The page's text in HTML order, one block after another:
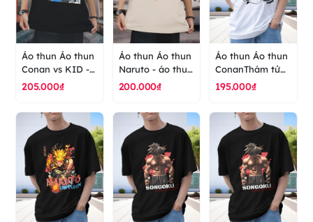
Áo thun Áo thun
Conan vs KID -
áo thun cao cấp
205.000₫
Áo thun Áo thun
Naruto - áo thun
cao cấp ranus
200.000₫
Áo thun Áo thun
ConanThám tử
lừng danh Conan
Kudo Shinichi-
truyện tranh-
hoạt hình -
anime- manga-
Nhật Bản-
detective Conan
- áo thun cao
cấp ranus
195.000₫